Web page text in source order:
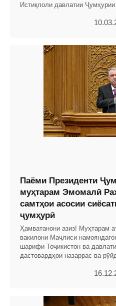
Истиқлоли давлатии Ҷумҳурии
Паёми Президенти
муҳтарам Эмомалӣ
самтҳои асосии
ҷумҳурӣ
Ҳамватанони азиз! Муҳтарам
вакилони Маҷлиси
шарифи Тоҷикистон ва
дастовардҳои назаррас ва